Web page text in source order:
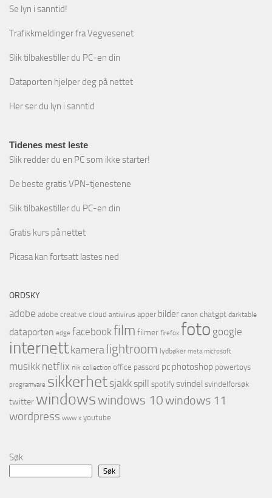
Se lyn i sanntid!
Trafikkmeldinger fra Vegvesenet
Slik tilbakestiller du PC-en din
Dataporten hjelper deg på nettet
Her ser du lyn i sanntid
Tidenes mest leste
Slik redder du en PC som ikke starter!
De beste gratis VPN-tjenestene
Slik tilbakestiller du PC-en din
Gratis kurs på nettet
Picasa kan fortsatt lastes ned
ORDSKY
adobe adobe creative cloud antivirus apper bilder canon chatgpt darktable
dataporten edge facebookfilm filmer firefox foto google
internettkameralightroom lydbøker meta microsoft
musikk netflix nik collection office passord pc photoshop powertoys
programvare sikkerhetsjakkspill spotify svindel svindelforsøk
twitter windows windows 10windows 11
wordpress www x youtube
Søk
Søk